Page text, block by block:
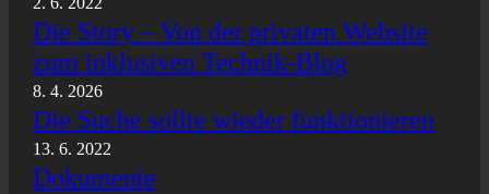
Die Story – Von der privaten Website
zum inklusiven Technik-Blog
8. 4. 2026
Die Suche sollte wieder funktionieren
13. 6. 2022
Dokumente